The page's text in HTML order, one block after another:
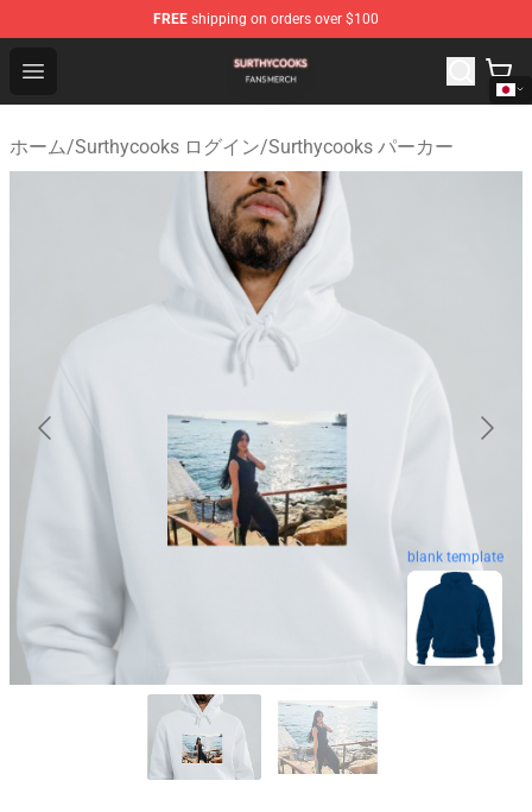
FREE shipping on orders over $100
Open menu
Surthycooks Shop - Official Surthycooks Merchandise
ホーム/Surthycooks ログイン/Surthycooks パーカー
blank template